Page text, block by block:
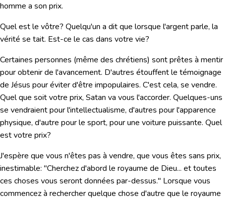
homme a son prix.
Quel est le vôtre? Quelqu'un a dit que lorsque l'argent parle, la
vérité se tait. Est-ce le cas dans votre vie?
Certaines personnes (même des chrétiens) sont prêtes à mentir
pour obtenir de l'avancement. D'autres étouffent le témoignage
de Jésus pour éviter d'être impopulaires. C'est cela, se vendre.
Quel que soit votre prix, Satan va vous l'accorder. Quelques-uns
se vendraient pour l'intellectualisme, d'autres pour l'apparence
physique, d'autre pour le sport, pour une voiture puissante. Quel
est votre prix?
J'espère que vous n'êtes pas à vendre, que vous êtes sans prix,
inestimable: "Cherchez d'abord le royaume de Dieu... et toutes
ces choses vous seront données par-dessus." Lorsque vous
commencez à rechercher quelque chose d'autre que le royaume